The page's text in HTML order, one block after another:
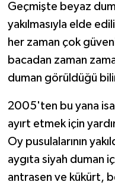
Geçmişte beyaz
yakılmasıyla elde
her zaman çok
bacadan zaman
duman görüldüğü
2005'ten bu yana
ayırt etmek için
Oy pusulalarının
aygıta siyah duman
antrasen ve kükürt,